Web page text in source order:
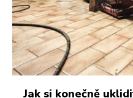
Jak si konečně